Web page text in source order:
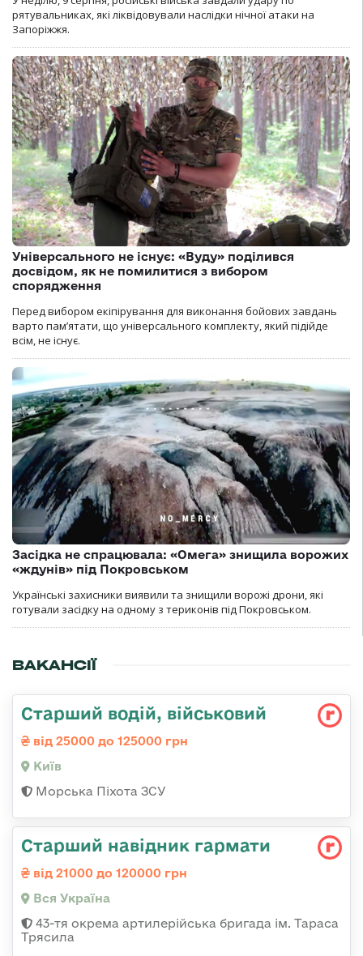
рятувальниках, які ліквідовували наслідки нічної атаки на
Запоріжжя.
Універсального не існує: «Вуду» поділився
досвідом, як не помилитися з вибором
спорядження
Перед вибором екіпірування для виконання бойових завдань
варто пам’ятати, що універсального комплекту, який підійде
всім, не існує.
Засідка не спрацювала: «Омега» знищила ворожих
«ждунів» під Покровськом
Українські захисники виявили та знищили ворожі дрони, які
готували засідку на одному з териконів під Покровськом.
ВАКАНСІЇ
Стаpший водій, військовий
від 25000 до 125000 грн
Київ
Морська Піхота ЗСУ
Старший навідник гармати
від 21000 до 120000 грн
Вся Україна
43-тя окрема артилерійська бригада ім. Тараса
Трясила